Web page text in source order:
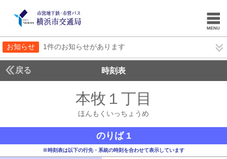
お知らせ 1件のお知らせがあります
戻る 時刻表
本牧１丁目
ほんもくいっちょうめ
のりば 1
※時刻表は以下の行先・系統の時刻を合わせて表示しています